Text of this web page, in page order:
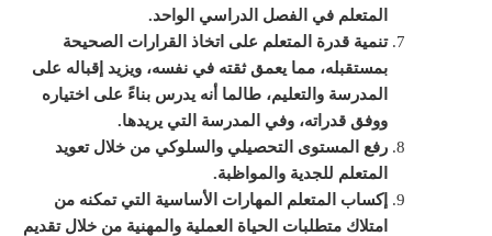
المتعلم في الفصل الدراسي الواحد.
تنمية قدرة المتعلم على اتخاذ القرارات الصحيحة
بمستقبله، مما يعمق ثقته في نفسه، ويزيد إقباله على
المدرسة والتعليم، طالما أنه يدرس بناءً على اختياره
ووفق قدراته، وفي المدرسة التي يريدها.
رفع المستوى التحصيلي والسلوكي من خلال تعويد
المتعلم للجدية والمواظبة.
إكساب المتعلم المهارات الأساسية التي تمكنه من
امتلاك متطلبات الحياة العملية والمهنية من خلال تقديم